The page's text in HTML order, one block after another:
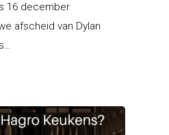
16 december
afscheid van Dylan